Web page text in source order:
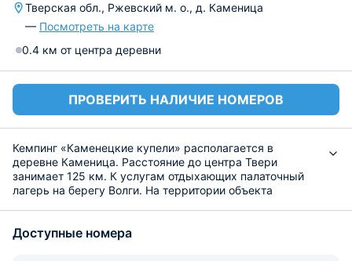
Тверская обл., Ржевский м. о., д. Каменица
— Посмотреть на карте
0.4 км от центра деревни
ПРОВЕРИТЬ НАЛИЧИЕ НОМЕРОВ
Кемпинг «Каменецкие купели» располагается в
деревне Каменица. Расстояние до центра Твери
занимает 125 км. К услугам отдыхающих палаточный
лагерь на берегу Волги. На территории объекта
В распоряжении гостей уютный глэмп. В палатке
Доступные номера